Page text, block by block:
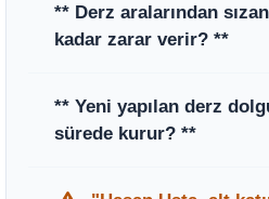
** Derz aralarından
kadar zarar verir? **
korozyona uğramasına,
** Yeni yapılan derz
sürede kurur? **